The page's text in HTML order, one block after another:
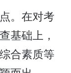
。在对考
基础上，
合素质等